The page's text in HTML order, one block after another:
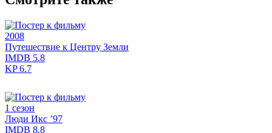
2008
Путешествие к Центру Земли
IMDB 5.8
KP6.7
1 сезон
Люди Икс ’97
IMDB 8.8